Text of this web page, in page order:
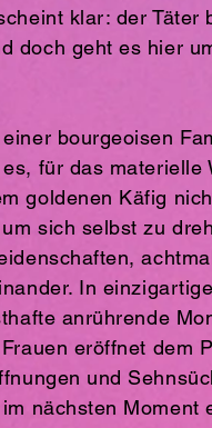
klar: der
doch geht es hier
bourgeoisen
für das
goldenen Käfig
sich selbst zu
In
anrührende
eröffnet dem
und
nächsten Moment